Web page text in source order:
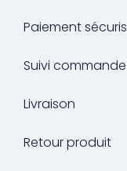
Paiement
Suivi commande
Livraison
Retour produit